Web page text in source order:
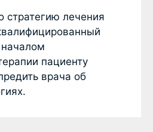
стратегию лечения
пациенту
врача об